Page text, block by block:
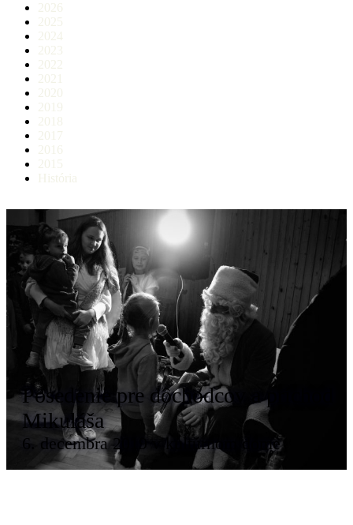
2026
2025
2024
2023
2022
2021
2020
2019
2018
2017
2016
2015
História
Posedenie pre dôchodcov a príchod
Mikuláša
6. decembra 2019 v kultúrnom dome